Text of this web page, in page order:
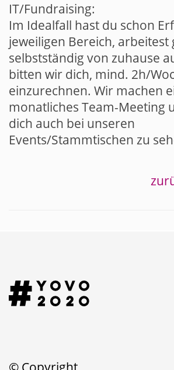
IT/Fundraising:
Im Idealfall hast du schon
jeweiligen Bereich, arbeitest
selbstständig von zuhause
bitten wir dich, mind. 2h/
einzurechnen. Wir machen
monatliches Team-Meeting
dich auch bei unseren
Events/Stammtischen zu